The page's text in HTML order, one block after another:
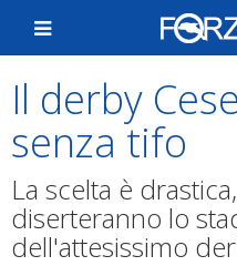
Il derby
senza tifo
La scelta è
diserteranno lo
dell'attesissimo